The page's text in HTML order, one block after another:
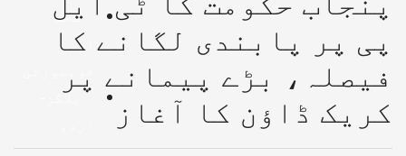
صحت
اور
بلاگز-
پی پر پابندی لگانے کا
فیصلہ، بڑے پیمانے پر
کریک ڈاؤن کا آغاز